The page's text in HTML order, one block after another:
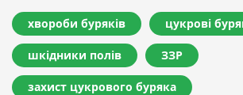
хвороби буряків цукрові
шкідники полів ЗЗР
захист цукрового буряка